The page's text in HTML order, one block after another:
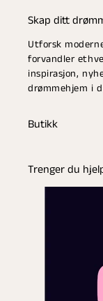
Skap ditt
Utforsk
forvandler
inspirasjon,
drømmehjem i
Butikk
Trenger du